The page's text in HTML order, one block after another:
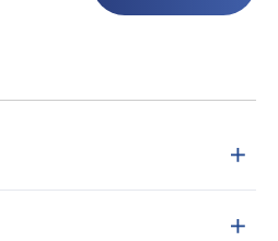
＋
＋